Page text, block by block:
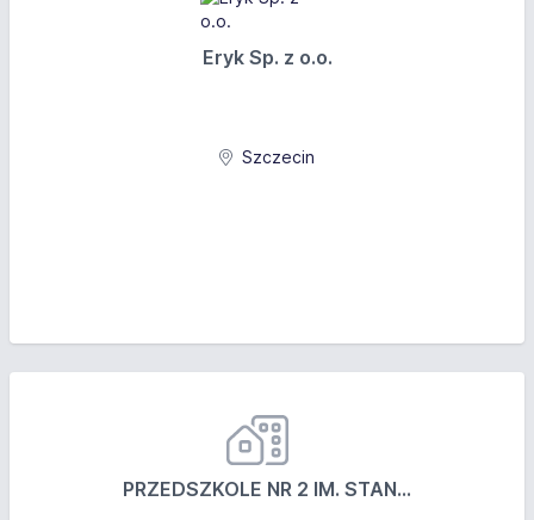
Eryk Sp. z o.o.
Szczecin
PRZEDSZKOLE NR 2 IM. STAN...